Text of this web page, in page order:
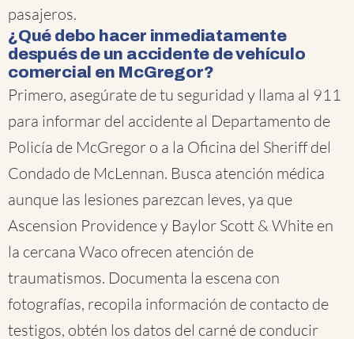
pasajeros.
¿Qué debo hacer inmediatamente
después de un accidente de vehículo
comercial en McGregor?
Primero, asegúrate de tu seguridad y llama al 911
para informar del accidente al Departamento de
Policía de McGregor o a la Oficina del Sheriff del
Condado de McLennan. Busca atención médica
aunque las lesiones parezcan leves, ya que
Ascension Providence y Baylor Scott & White en
la cercana Waco ofrecen atención de
traumatismos. Documenta la escena con
fotografías, recopila información de contacto de
testigos, obtén los datos del carné de conducir